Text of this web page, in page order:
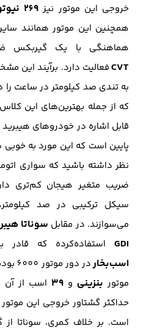
خروجی این موتور نیز 269 نیوتون‌متر
همچنین این موتور همانند
هماهنگی با یک گیربکس
CVTفعالیت دارد. بر‌آیند این
به تندی صد کیلومتر در ساعت
که از جمله بهترین‌های این
قابل اشاره در خودرو‌های
پایین است که این مورد به
نظر داشته باشید که سواری
ضریب متغیر هیجان‌ کم‌تری
سیکل ترکیبی در صد
می‌سوازند. در مقابل سوناتا
GDI استفاده‌‌کرده که قادر
اسب‌بخاردر دور موتور 6000 بوده و از این میزان،
موتور بنزینی و 39 اسب از آن
حداکثر گشتاور خروجی این موتور
است. بر خلاف کمری، سوناتا